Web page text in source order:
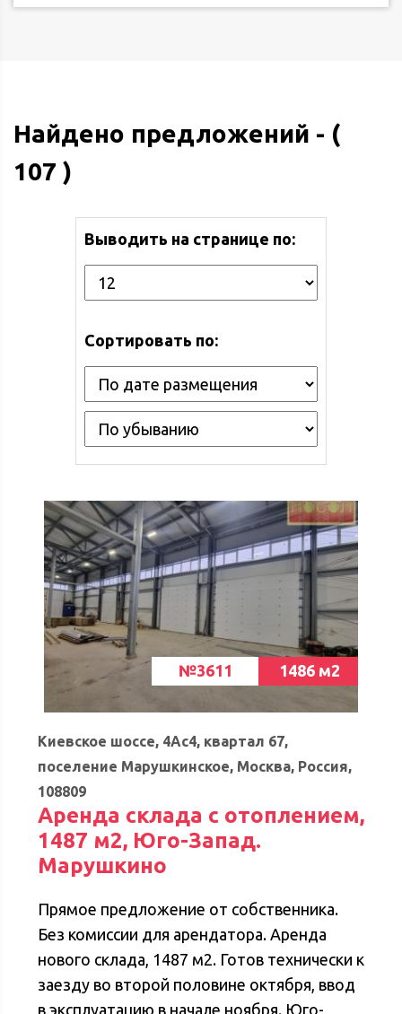
Найдено предложений - (
107 )
Выводить на странице по:
Сортировать по:
1486 м2
№3611
Киевское шоссе, 4Ас4, квартал 67,
поселение Марушкинское, Москва, Россия,
108809
Аренда склада с отоплением,
1487 м2, Юго-Запад.
Марушкино
Прямое предложение от собственника.
Без комиссии для арендатора. Аренда
нового склада, 1487 м2. Готов технически к
заезду во второй половине октября, ввод
в эксплуатацию в начале ноября. Юго-